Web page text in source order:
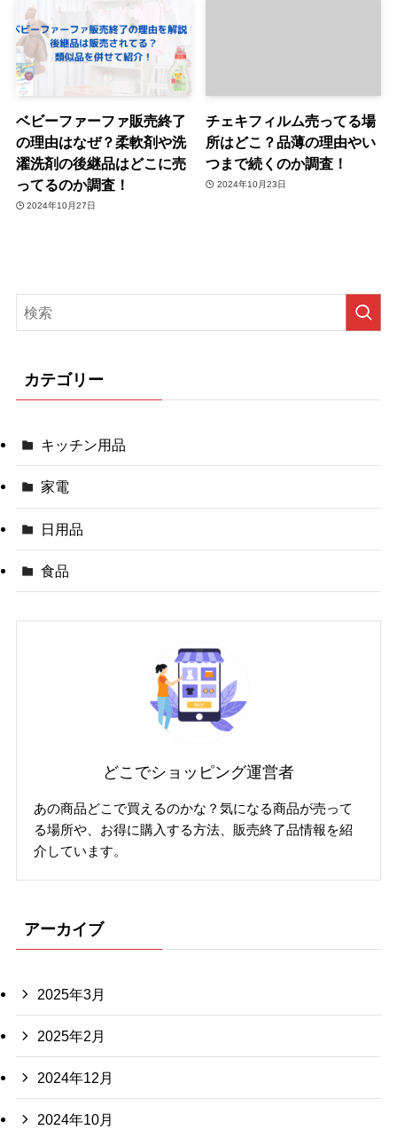
ベビーファーファ販売終了
の理由はなぜ？柔軟剤や洗
濯洗剤の後継品はどこに売
ってるのか調査！
2024年10月27日
チェキフィルム売ってる場
所はどこ？品薄の理由やい
つまで続くのか調査！
2024年10月23日
カテゴリー
キッチン用品
家電
日用品
食品
どこでショッピング運営者
あの商品どこで買えるのかな？気になる商品が売って
る場所や、お得に購入する方法、販売終了品情報を紹
介しています。
アーカイブ
2025年3月
2025年2月
2024年12月
2024年10月